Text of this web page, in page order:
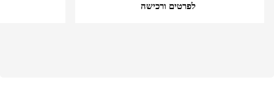
לפרטים ורכישה